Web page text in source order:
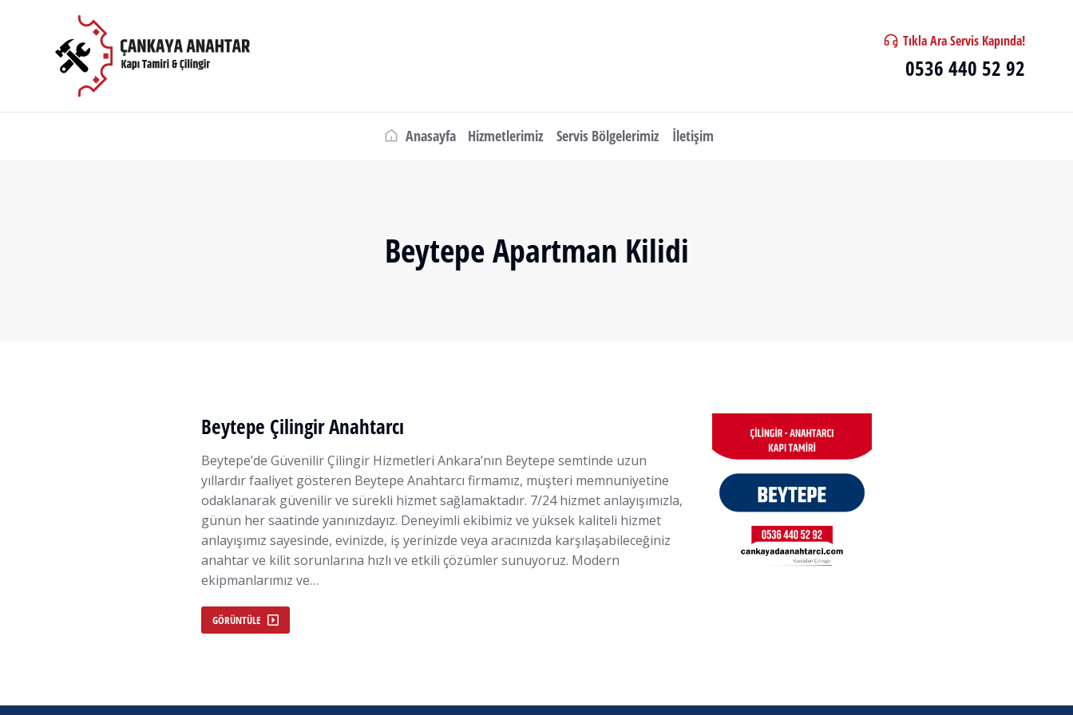
Tıkla Ara Servis Kapında!
0536 440 52 92
Anasayfa Hizmetlerimiz Servis Bölgelerimiz İletişim
Beytepe Apartman Kilidi
Beytepe Çilingir Anahtarcı
Beytepe’de Güvenilir Çilingir Hizmetleri Ankara’nın Beytepe semtinde uzun
yıllardır faaliyet gösteren Beytepe Anahtarcı firmamız, müşteri memnuniyetine
odaklanarak güvenilir ve sürekli hizmet sağlamaktadır. 7/24 hizmet anlayışımızla,
günün her saatinde yanınızdayız. Deneyimli ekibimiz ve yüksek kaliteli hizmet
anlayışımız sayesinde, evinizde, iş yerinizde veya aracınızda karşılaşabileceğiniz
anahtar ve kilit sorunlarına hızlı ve etkili çözümler sunuyoruz. Modern
ekipmanlarımız ve…
GÖRÜNTÜLE